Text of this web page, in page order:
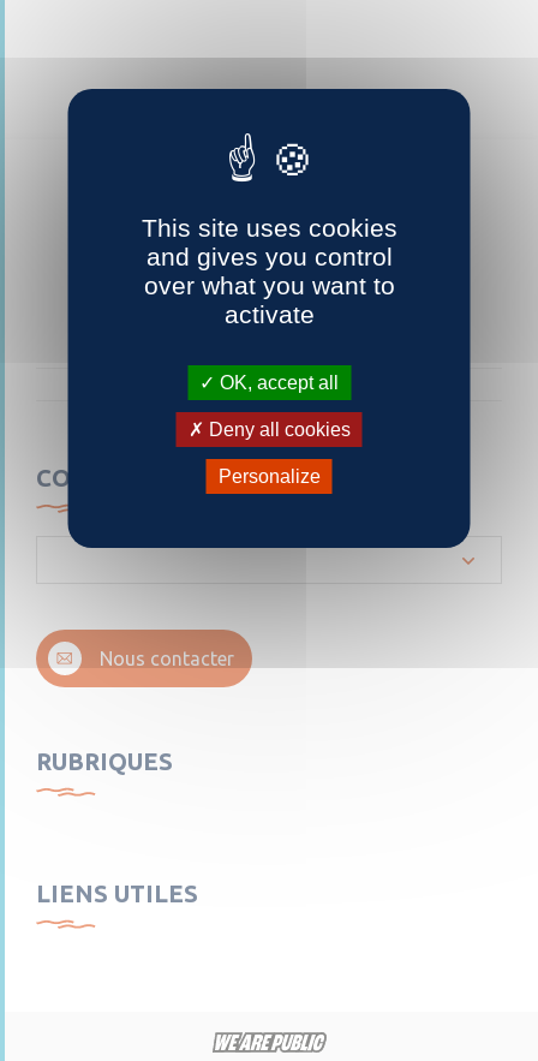
CONTACTEZ-NOUS
Nous contacter
RUBRIQUES
LIENS UTILES
This site uses cookies
and gives you control
over what you want to
activate
OK, accept all
Deny all cookies
Personalize